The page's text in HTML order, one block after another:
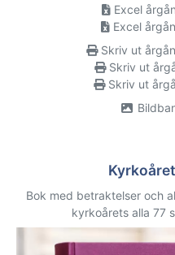
Excel
Excel
Skriv ut
Skriv ut
Skriv ut
Bok med betraktelser och
kyrkoårets alla 77